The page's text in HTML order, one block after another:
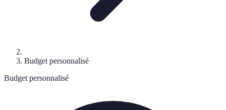
Budget personnalisé
Budget personnalisé